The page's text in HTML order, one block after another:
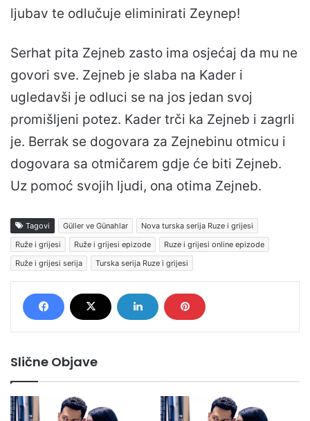
ljubav te odlučuje eliminirati Zeynep!
Serhat pita Zejneb zasto ima osjećaj da mu ne
govori sve. Zejneb je slaba na Kader i
ugledavši je odluci se na jos jedan svoj
promišljeni potez. Kader trči ka Zejneb i zagrli
je. Berrak se dogovara za Zejnebinu otmicu i
dogovara sa otmičarem gdje će biti Zejneb.
Uz pomoć svojih ljudi, ona otima Zejneb.
Tagovi Güller ve Günahlar
Nova turska serija Ruze i grijesi
Ruže i grijesi
Ruže i grijesi epizode
Ruze i grijesi online epizode
Ruže i grijesi serija
Turska serija Ruze i grijesi
Slične Objave